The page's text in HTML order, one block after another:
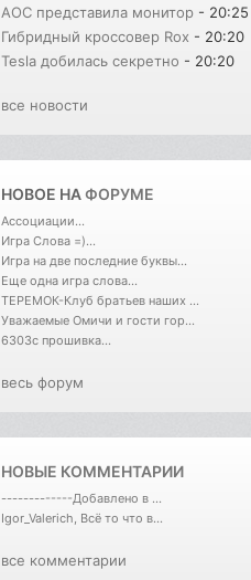
AOC представила монитор - 20:25
Гибридный кроссовер Rox - 20:20
Tesla добилась секретно - 20:20
все новости
НОВОЕ НАФОРУМЕ
Ассоциации...
Игра Слова =)...
Игра на две последние буквы...
Еще одна игра слова...
ТЕРЕМОК-Клуб братьев наших ...
Уважаемые Омичи и гости гор...
6303с прошивка...
весь форум
НОВЫЕ КОММЕНТАРИИ
-------------Добавлено в ...
Igor_Valerich, Всё то что в...
все комментарии